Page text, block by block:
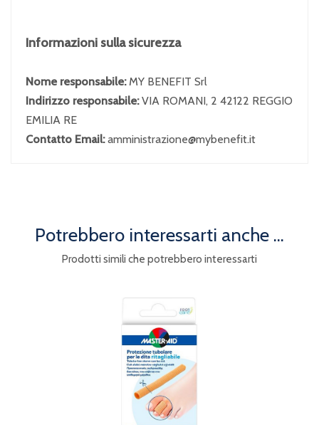
Informazioni sulla sicurezza
Nome responsabile: MY BENEFIT Srl
Indirizzo responsabile:VIA ROMANI, 2 42122 REGGIO
EMILIA RE
Contatto Email:amministrazione@mybenefit.it
Potrebbero interessarti anche ...
Prodotti simili che potrebbero interessarti